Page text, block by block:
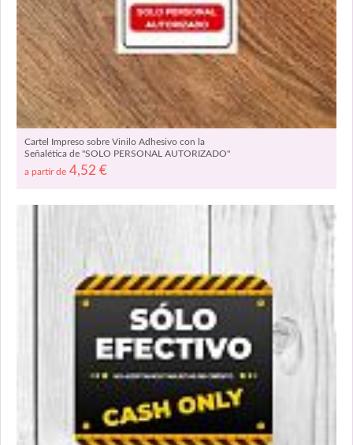
Cartel Impreso sobre Vinilo Adhesivo con la
Señalética de "SOLO PERSONAL AUTORIZADO"
a partir de 4,52 €